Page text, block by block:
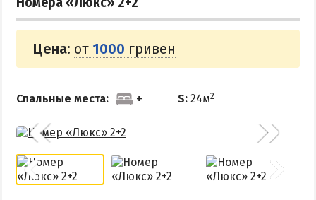
Цена: от 1000 гривен
Спальные места: S: 24м2